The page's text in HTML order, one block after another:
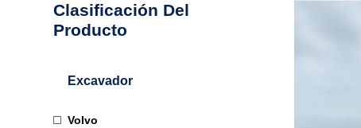
Clasificación Del
Producto
Excavador
Volvo